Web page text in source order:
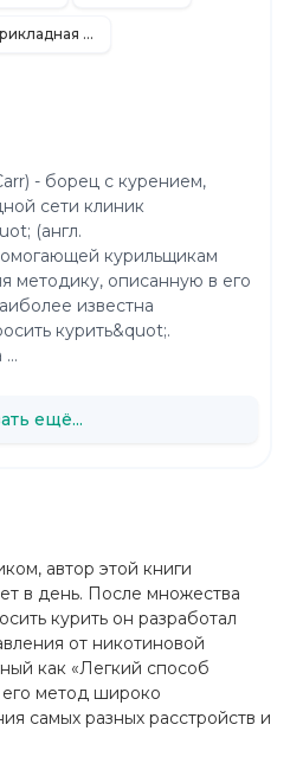
автор этой книги
в день. После множества
курить он разработал
от никотиновой
как «Легкий способ
его метод широко
самых разных расстройств и
Зарубежная прикладная и научно-популярная литература
- борец с курением,
сети клиник
(англ.
курильщикам
методику, описанную в его
известна
курить&quot;.
ещё...